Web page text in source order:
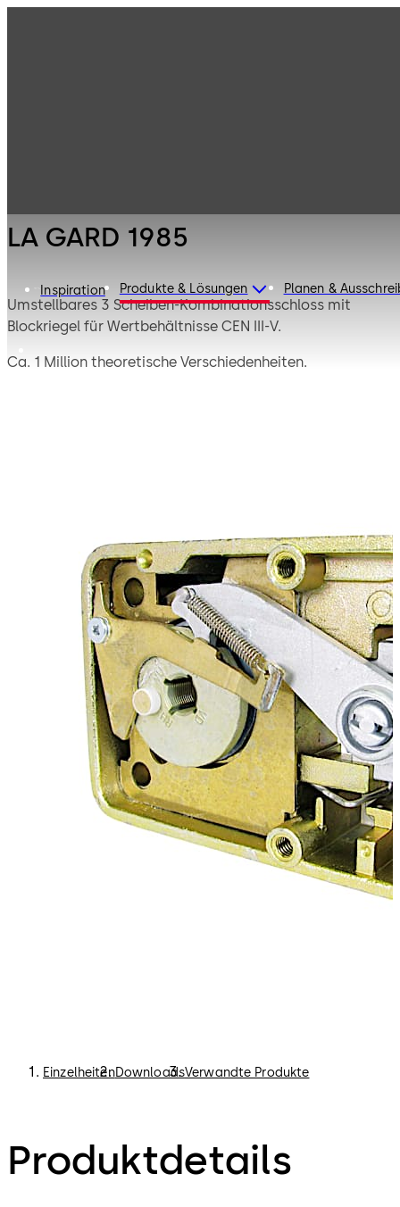
Inspiration Produkte & Lösungen Planen &
LA GARD 1985
Umstellbares 3 Scheiben-Kombinationsschloss mit
Blockriegel für Wertbehältnisse CEN III-V.
Ca. 1 Million theoretische Verschiedenheiten.
Druck-/Zugkräfte auf das Schloss einwirken.
EinzelheitenDownloadsVerwandte Produkte
Produktdetails